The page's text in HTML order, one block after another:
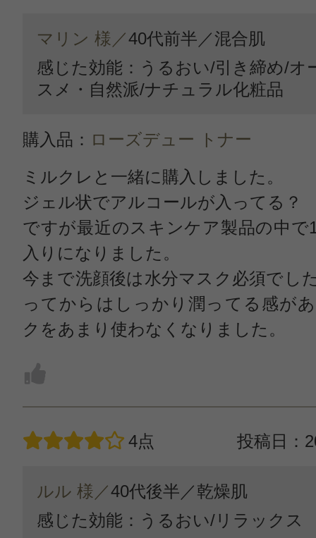
マリン 様／40代前半／混合肌
感じた効能：うるおい/引き締め/オ
スメ・自然派/ナチュラル化粧品
購入品： ローズデュー トナー
ミルクレと一緒に購入しました。
ジェル状でアルコールが入ってる？
ですが最近のスキンケア製品の中で
入りになりました。
今まで洗顔後は水分マスク必須でし
ってからはしっかり潤ってる感が
クをあまり使わなくなりました。
4点 投稿日：
ルル 様／40代後半／乾燥肌
感じた効能：うるおい/リラックス